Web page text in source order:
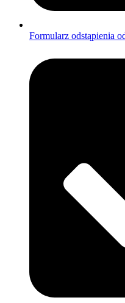
Formularz odstąpienia